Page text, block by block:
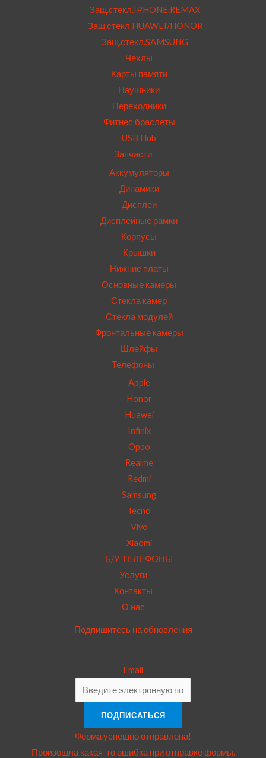
Защ.стекл.IPHONE.REMAX
Защ.стекл.HUAWEI/HONOR
Защ.стекл.SAMSUNG
Чехлы
Карты памяти
Наушники
Переходники
Фитнес браслеты
USB Hub
Запчасти
Аккумуляторы
Динамики
Дисплеи
Дисплейные рамки
Корпусы
Крышки
Нижние платы
Основные камеры
Стекла камер
Стекла модулей
Фронтальные камеры
Шлейфы
Телефоны
Apple
Honor
Huawei
Infinix
Oppo
Realme
Redmi
Samsung
Tecno
Vivo
Xiaomi
Б/У ТЕЛЕФОНЫ
Услуги
Контакты
О нас
Подпишитесь на обновления
Email
ПОДПИСАТЬСЯ
Форма успешно отправлена!
Произошла какая-то ошибка при отправке формы.